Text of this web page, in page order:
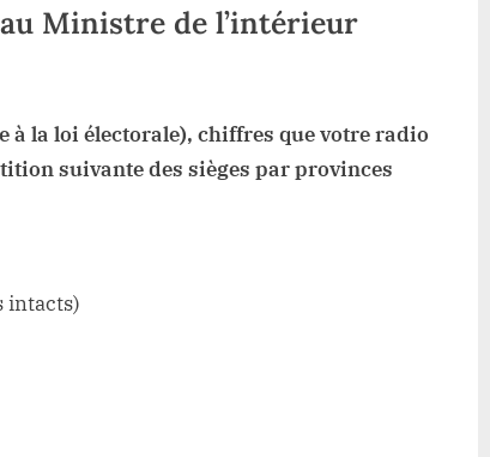
Ministre de l’intérieur
à la loi électorale), chiffres que votre radio
suivante des sièges par provinces
intacts)